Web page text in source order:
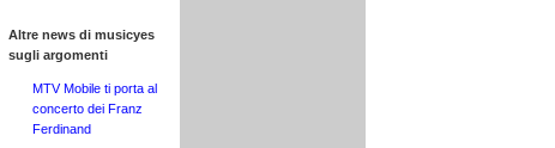
Altre news di musicyes
sugli argomenti
MTV Mobile ti porta al
concerto dei Franz
Ferdinand